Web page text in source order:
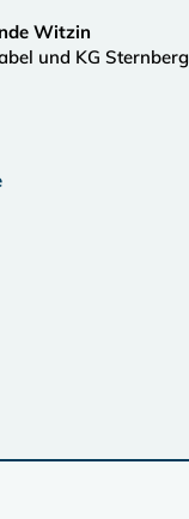
Witzin
und KG Sternberg